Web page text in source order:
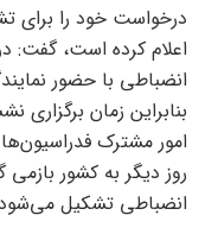
درخواست خود را برای
اعلام کرده است، گفت:
انضباطی با حضور
بنابراین زمان
امور مشترک
روز دیگر به کشور
انضباطی تشکیل